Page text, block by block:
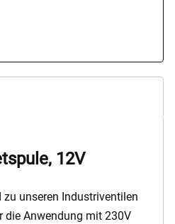
12V
zu unseren Industriventilen
die Anwendung mit 230V